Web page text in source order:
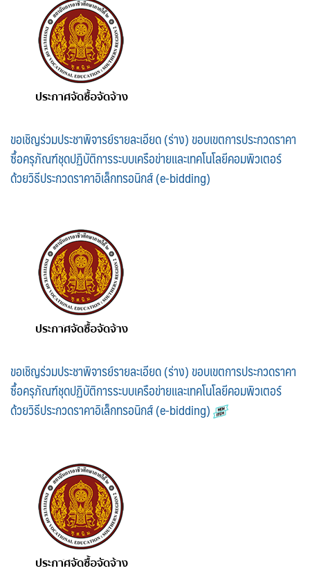
ขอเชิญร่วมประชาพิจารย์รายละเอียด (ร่าง) ขอบเขตการประกวดราคา
ซื้อครุภัณฑ์ชุดปฏิบัติการระบบเครือข่ายและเทคโนโลยีคอมพิวเตอร์
ด้วยวิธีประกวดราคาอิเล็กทรอนิกส์ (e-bidding)
ขอเชิญร่วมประชาพิจารย์รายละเอียด (ร่าง) ขอบเขตการประกวดราคา
ซื้อครุภัณฑ์ชุดปฏิบัติการระบบเครือข่ายและเทคโนโลยีคอมพิวเตอร์
ด้วยวิธีประกวดราคาอิเล็กทรอนิกส์ (e-bidding)